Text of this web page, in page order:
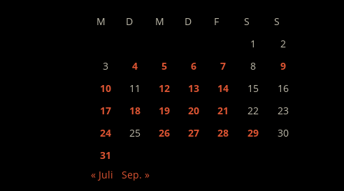
M D M D F S
S
1
2
3
4 5 6 7 8
9
10
11 12 13 14 15
16
17
18 19 20 21 22
23
24
25 26 27 28 29
30
31
« Juli
Sep. »